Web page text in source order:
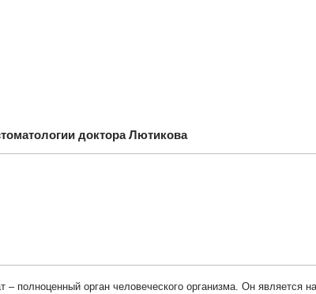
доктора Лютикова
– полноценный орган человеческого организма. Он является